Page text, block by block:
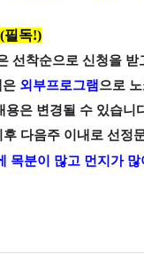
필독!)
선착순으로 신청을
외부프로그램으로
은 변경될 수 있습니
다음주 이내로 선정
목분이 많고 먼지가